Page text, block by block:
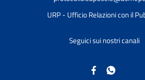
URP - Ufficio Relazioni con il
Seguici sui nostri canali